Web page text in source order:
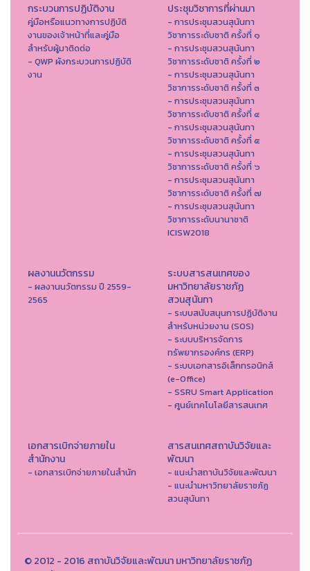
กระบวนการปฏิบัติงาน
คู่มือหรือแนวทางการปฏิบัติ
งานของเจ้าหน้าที่และคู่มือ
สำหรับผู้มาติดต่อ
- QWP ผังกระบวนการปฏิบัติ
งาน
ประชุมวิชาการที่ผ่านมา
- การประชุมสวนสุนันทา
วิชาการระดับชาติ ครั้งที่ ๑
- การประชุมสวนสุนันทา
วิชาการระดับชาติ ครั้งที่ ๒
- การประชุมสวนสุนันทา
วิชาการระดับชาติ ครั้งที่ ๓
- การประชุมสวนสุนันทา
วิชาการระดับชาติ ครั้งที่ ๔
- การประชุมสวนสุนันทา
วิชาการระดับชาติ ครั้งที่ ๕
- การประชุมสวนสุนันทา
วิชาการระดับชาติ ครั้งที่ ๖
- การประชุมสวนสุนันทา
วิชาการระดับชาติ ครั้งที่ ๗
- การประชุมสวนสุนันทา
วิชาการระดับนานาชาติ
ICISW2018
ผลงานนวัตกรรม
- ผลงานนวัตกรรม ปี 2559-
2565
ระบบสารสนเทศของ
มหาวิทยาลัยราชภัฏ
สวนสุนันทา
- ระบบสนับสนุนการปฏิบัติงาน
สำหรับหน่วยงาน (SOS)
- ระบบบริหารจัดการ
ทรัพยากรองค์กร (ERP)
- ระบบเอกสารอิเล็กทรอนิกส์
(e-Office)
- SSRU Smart Application
- ศูนย์เทคโนโลยีสารสนเทศ
เอกสารเบิกจ่ายภายใน
สำนักงาน
- เอกสารเบิกจ่ายภายในสำนัก
สารสนเทศสถาบันวิจัยและ
พัฒนา
- แนะนำสถาบันวิจัยและพัฒนา
- แนะนำมหาวิทยาลัยราชภัฏ
สวนสุนันทา
© 2012 - 2016 สถาบันวิจัยและพัฒนา มหาวิทยาลัยราชภัฏ